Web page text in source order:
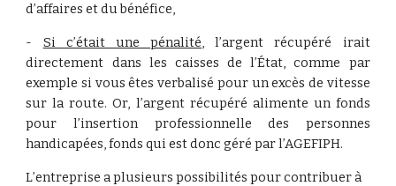
d’affaires et du bénéfice,
- Si c’était une pénalité, l’argent récupéré irait
directement dans les caisses de l’État, comme par
exemple si vous êtes verbalisé pour un excès de vitesse
sur la route. Or, l’argent récupéré alimente un fonds
pour l’insertion professionnelle des personnes
handicapées, fonds qui est donc géré par l’AGEFIPH.
L’entreprise a plusieurs possibilités pour contribuer à